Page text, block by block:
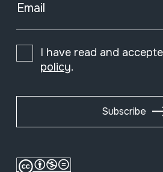
Email
I have read and
policy.
Subscribe